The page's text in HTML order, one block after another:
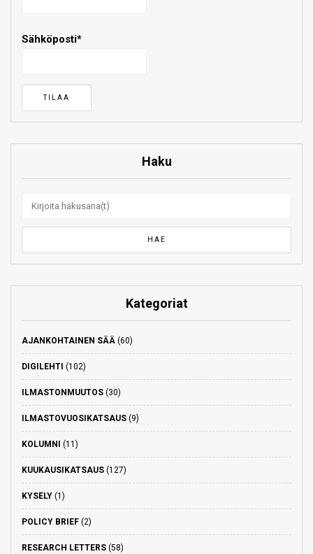
Sähköposti*
Haku
Kategoriat
AJANKOHTAINEN SÄÄ (60)
DIGILEHTI (102)
ILMASTONMUUTOS (30)
ILMASTOVUOSIKATSAUS (9)
KOLUMNI (11)
KUUKAUSIKATSAUS (127)
KYSELY (1)
POLICY BRIEF (2)
RESEARCH LETTERS (58)